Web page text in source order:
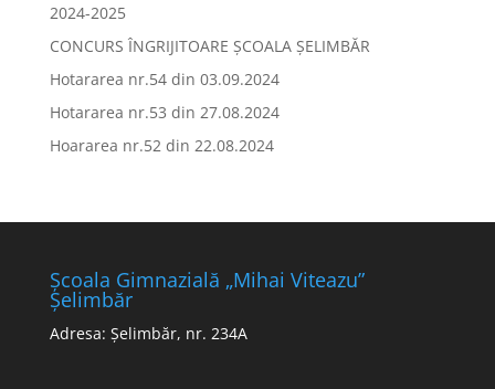
2024-2025
CONCURS ÎNGRIJITOARE ȘCOALA ȘELIMBĂR
Hotararea nr.54 din 03.09.2024
Hotararea nr.53 din 27.08.2024
Hoararea nr.52 din 22.08.2024
Școala Gimnazială „Mihai Viteazu”
Șelimbăr
Adresa: Șelimbăr, nr. 234A